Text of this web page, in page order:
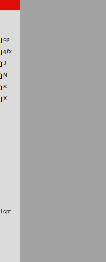
cp
gfx
J
N
S
X
i cpt.